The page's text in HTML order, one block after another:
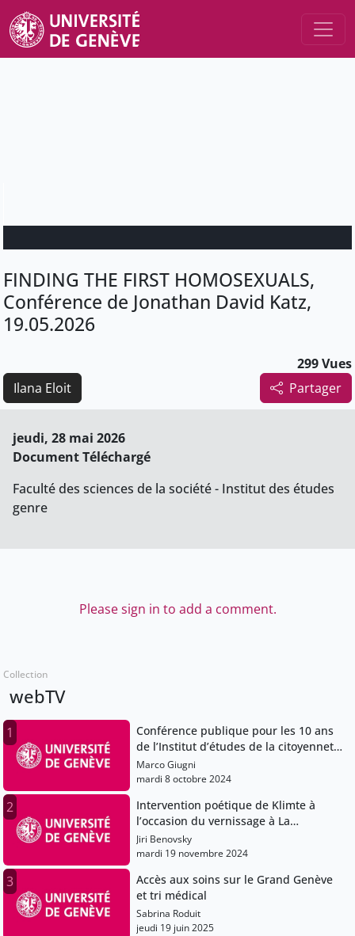
FINDING THE FIRST HOMOSEXUALS,
Conférence de Jonathan David Katz,
19.05.2026
299 Vues
Partager
Ilana Eloit
jeudi, 28 mai 2026
Document Téléchargé
Faculté des sciences de la société - Institut des études
genre
Please sign in to add a comment.
Collection
webTV
1
Conférence publique pour les 10 ans
de l’Institut d’études de la citoyenneté
: «Les assemblées citoyennes au
secours de la démocratie ? » par Prof.
Marco Giugni
mardi 8 octobre 2024
2
Intervention poétique de Klimte à
l’occasion du vernissage à La
Collective, le 18 juin 2024
Jiri Benovsky
mardi 19 novembre 2024
3
Accès aux soins sur le Grand Genève
et tri médical
Sabrina Roduit
jeudi 19 juin 2025